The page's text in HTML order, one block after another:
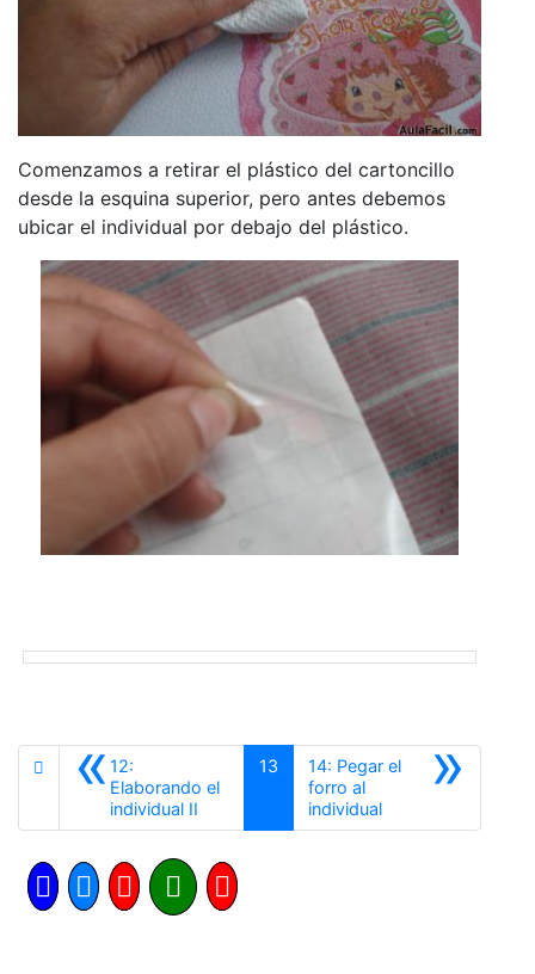
Comenzamos a retirar el plástico del cartoncillo
desde la esquina superior, pero antes debemos
ubicar el individual por debajo del plástico.
«12:
Elaborando el
individual II
13 »
14: Pegar el
forro al
individualSiguiente